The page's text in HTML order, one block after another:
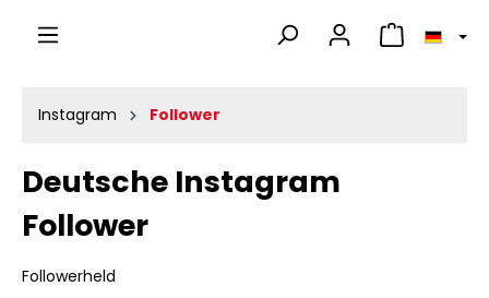
Warenkorb
Instagram Follower
Deutsche Instagram
Follower
Followerheld